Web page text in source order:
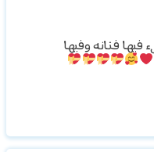
فنانه وفيها